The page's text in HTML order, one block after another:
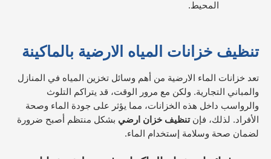
المحيط.
تنظيف خزانات المياه الارضية بالماكينة
تعد خزانات الماء الارضية من أهم وسائل تخزين المياه في المنازل
والمباني التجارية. ولكن مع مرور الوقت، قد يتراكم التلوث
والرواسب داخل هذه الخزانات، مما يؤثر على جودة الماء وصحة
الأفراد. لذلك، فإنتنظيف خزان ارضي بشكل منتظم أصبح ضرورة
لضمان صحة وسلامة إستخدام الماء.